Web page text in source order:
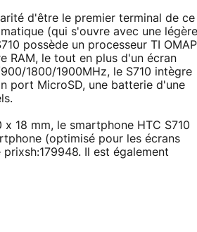
d'être le premier terminal de ce
(qui s'ouvre avec une légère
possède un processeur TI OMAP
RAM, le tout en plus d'un écran
1800/1900MHz, le S710 intègre
port MicroSD, une batterie d'une
18 mm, le smartphone HTC S710
(optimisé pour les écrans
Il est également